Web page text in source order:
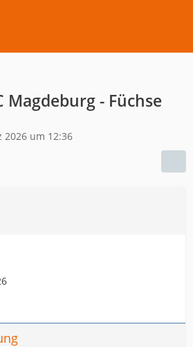
Magdeburg - Füchse
2026 um 12:36